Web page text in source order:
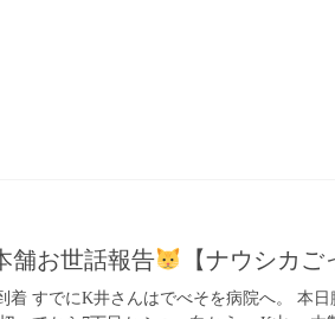
舗お世話報告 【ナウシカご
すでにK井さんはでべそを病院へ。 本